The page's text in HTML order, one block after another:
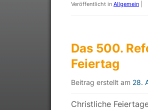
Veröffentlicht in Allgemein
Das 500.
Feiertag
Beitrag erstellt am 28.
Christliche